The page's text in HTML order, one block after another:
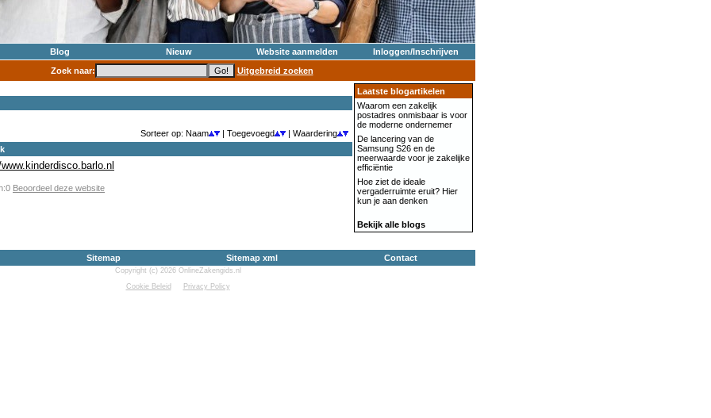
Blog Nieuw Website aanmelden
Inloggen/Inschrijven
Zoek naar:
Uitgebreid zoeken
Sorteer op: Naam | Toegevoegd
| Waardering
Beoordeel deze website
Laatste blogartikelen
Waarom een zakelijk
postadres onmisbaar is voor
de moderne ondernemer
De lancering van de
Samsung S26 en de
meerwaarde voor je zakelijke
efficiëntie
Hoe ziet de ideale
vergaderruimte eruit? Hier
kun je aan denken
Bekijk alle blogs
Sitemap Sitemap xml Contact
Copyright (c) 2026 OnlineZakengids.nl
Cookie Beleid
Privacy Policy